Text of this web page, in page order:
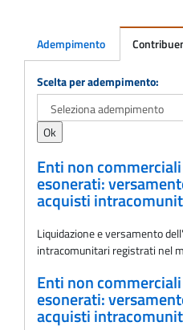
Adempimento
Adempimento
Scelta per adempimento:
Enti non
esonerati:
acquisti
Liquidazione e versamento
intracomunitari registrati nel
Enti non
esonerati:
acquisti